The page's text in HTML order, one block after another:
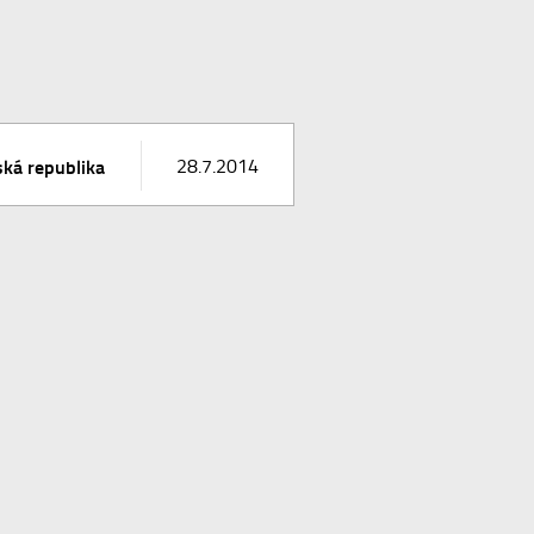
republika 28.7.2014